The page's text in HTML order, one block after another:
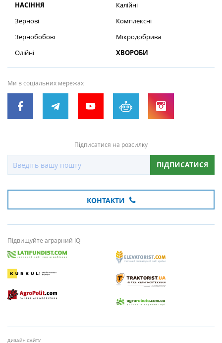
НАСІННЯ
Зернові
Зернобобові
Олійні
Калійні
Комплексні
Мікродобрива
ХВОРОБИ
Ми в соціальних мережах
Підписатися на розсилку
ПІДПИСАТИСЯ
КОНТАКТИ
Підвищуйте аграрний IQ